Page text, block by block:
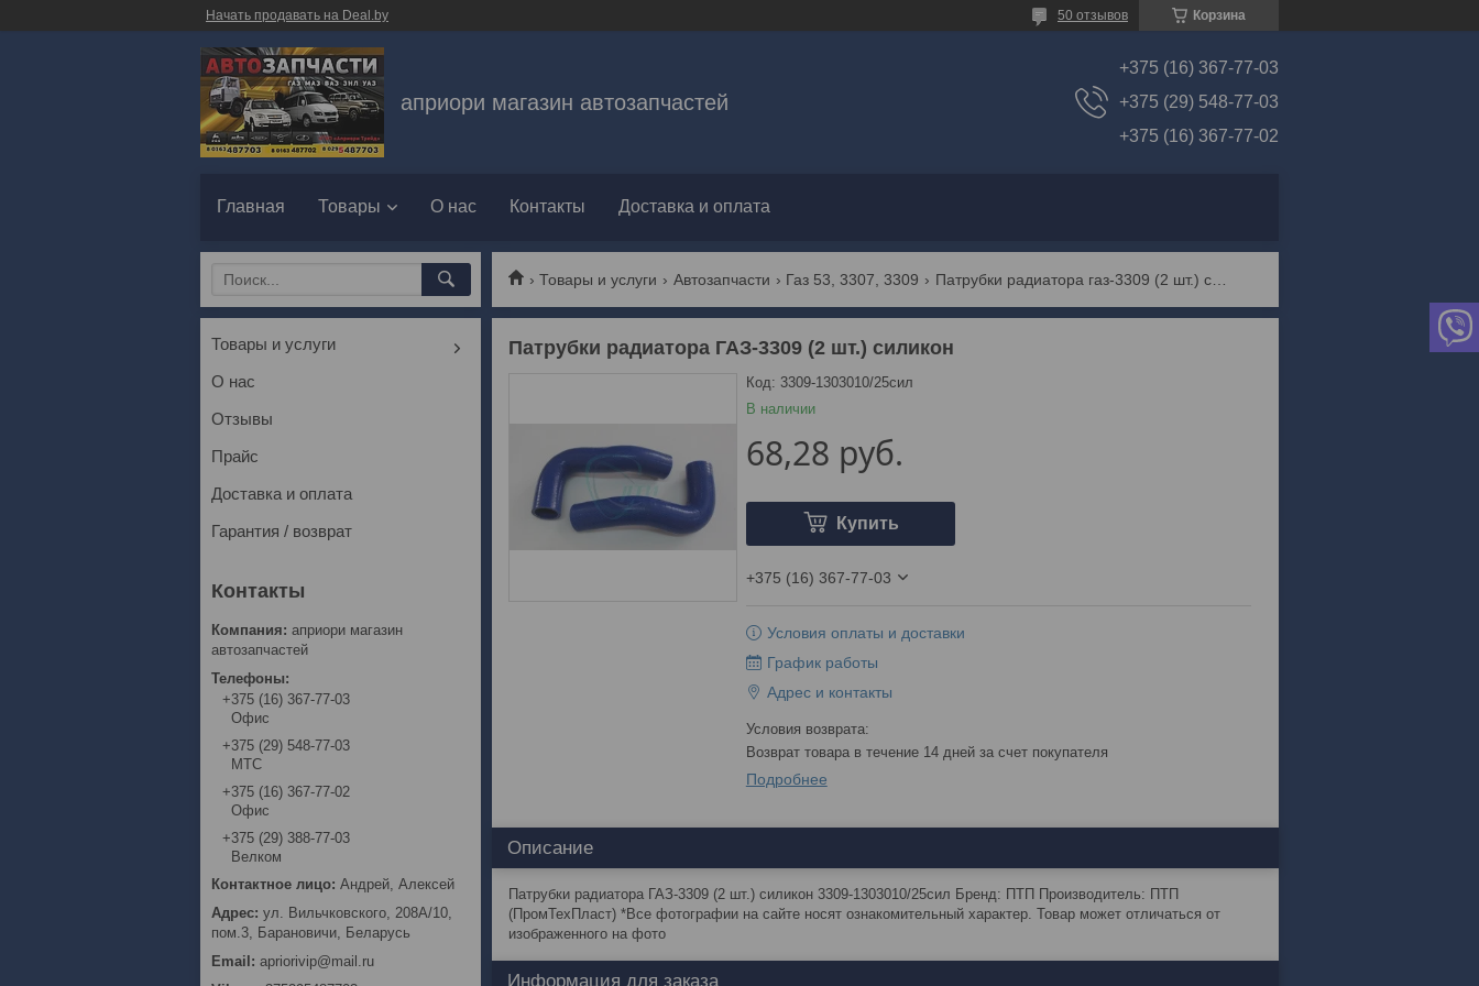
Начать продавать на Deal.by Корзина
50 отзывов
априори магазин автозапчастей
+375 (16) 367-77-03
+375 (29) 548-77-03
+375 (16) 367-77-02
Главная Товары О нас Контакты Доставка и оплата
Товары и услуги Автозапчасти Газ 53, 3307, 3309 Патрубки радиатора газ-3309 (2 шт.) силикон
Патрубки радиатора ГАЗ-3309 (2 шт.) силикон
В наличии
Код: 3309-1303010/25сил
68,28 руб.
Купить
+375 (16) 367-77-03
Условия оплаты и доставки
График работы
Адрес и контакты
возврат товара в течение 14 дней за счет покупателя
Подробнее
Описание
Патрубки радиатора ГАЗ-3309 (2 шт.) силикон 3309-1303010/25сил Бренд: ПТП Производитель: ПТП
(ПромТехПласт) *Все фотографии на сайте носят ознакомительный характер. Товар может отличаться от
изображенного на фото
Информация для заказа
Товары и услуги
О нас
Отзывы
Прайс
Доставка и оплата
Гарантия / возврат
априори магазин
автозапчастей
+375 (16) 367-77-03
Офис
+375 (29) 548-77-03
МТС
+375 (16) 367-77-02
Офис
+375 (29) 388-77-03
Велком
Андрей, Алексей
ул. Вильчковского, 208А/10,
пом.3, Барановичи, Беларусь
apriorivip@mail.ru